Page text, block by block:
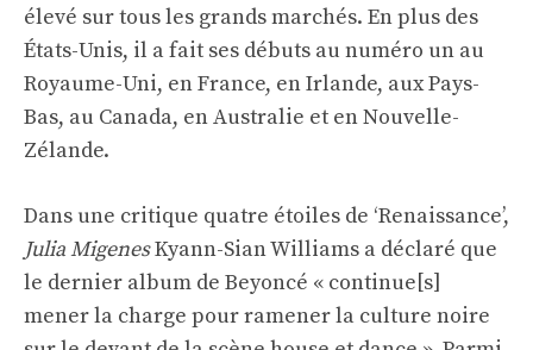
élevé sur tous les grands marchés. En plus des
États-Unis, il a fait ses débuts au numéro un au
Royaume-Uni, en France, en Irlande, aux Pays-
Bas, au Canada, en Australie et en Nouvelle-
Zélande.
Dans une critique quatre étoiles de ‘Renaissance’,
Julia MigenesKyann-Sian Williams a déclaré que
le dernier album de Beyoncé « continue[s]
mener la charge pour ramener la culture noire